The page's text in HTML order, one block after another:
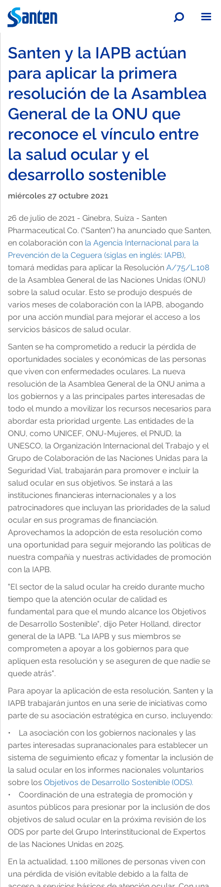
A A
Salud ocular
Panorama general
Glaucoma
Panorama general
Ojo seco
Catarata
Sobre Santen
Panorama general
Acerca de Santen
Nos centramos exclusivamente en la oftalmología
Historia
Noticias
Contacto para los medios de comunicación
Responsabilidad social corporativa
Transferencias de valor
Código de Conducta AEPD - Farmaindustria
Tecnología y productos
Panorama general
Productos
Trabaja con nosotros
Por qué trabajar en Santen
Solicitar
Crecimiento profesional
Contactar para información médica y temas
relacionados con productos
Condiciones de uso
Panorama general
Protección de datos
Panorama general
Política de cookies
Configuración de cookies
Santen y la IAPB actúan
para aplicar la primera
resolución de la Asamblea
General de la ONU que
reconoce el vínculo entre
la salud ocular y el
desarrollo sostenible
miércoles 27 octubre 2021
26 de julio de 2021 - Ginebra, Suiza - Santen
Pharmaceutical Co. ("Santen") ha anunciado que Santen,
en colaboración con la Agencia Internacional para la
Prevención de la Ceguera (siglas en inglés: IAPB),
tomará medidas para aplicar la Resolución A/75/L.108
de la Asamblea General de las Naciones Unidas (ONU)
sobre la salud ocular. Esto se produjo después de
varios meses de colaboración con la IAPB, abogando
por una acción mundial para mejorar el acceso a los
servicios básicos de salud ocular.
Santen se ha comprometido a reducir la pérdida de
oportunidades sociales y económicas de las personas
que viven con enfermedades oculares. La nueva
resolución de la Asamblea General de la ONU anima a
los gobiernos y a las principales partes interesadas de
todo el mundo a movilizar los recursos necesarios para
abordar esta prioridad urgente. Las entidades de la
ONU, como UNICEF, ONU-Mujeres, el PNUD, la
UNESCO, la Organización Internacional del Trabajo y el
Grupo de Colaboración de las Naciones Unidas para la
Seguridad Vial, trabajarán para promover e incluir la
salud ocular en sus objetivos. Se instará a las
instituciones financieras internacionales y a los
patrocinadores que incluyan las prioridades de la salud
ocular en sus programas de financiación.
Aprovechamos la adopción de esta resolución como
una oportunidad para seguir mejorando las políticas de
nuestra compañía y nuestras actividades de promoción
con la IAPB.
"El sector de la salud ocular ha creído durante mucho
tiempo que la atención ocular de calidad es
fundamental para que el mundo alcance los Objetivos
de Desarrollo Sostenible", dijo Peter Holland, director
general de la IAPB. "La IAPB y sus miembros se
comprometen a apoyar a los gobiernos para que
apliquen esta resolución y se aseguren de que nadie se
quede atrás".
Para apoyar la aplicación de esta resolución, Santen y la
IAPB trabajarán juntos en una serie de iniciativas como
parte de su asociación estratégica en curso, incluyendo:
• La asociación con los gobiernos nacionales y las
partes interesadas supranacionales para establecer un
sistema de seguimiento eficaz y fomentar la inclusión de
la salud ocular en los informes nacionales voluntarios
sobre los Objetivos de Desarrollo Sostenible (ODS).
• Coordinación de una estrategia de promoción y
asuntos públicos para presionar por la inclusión de dos
objetivos de salud ocular en la próxima revisión de los
ODS por parte del Grupo Interinstitucional de Expertos
de las Naciones Unidas en 2025.
En la actualidad, 1.100 millones de personas viven con
una pérdida de visión evitable debido a la falta de